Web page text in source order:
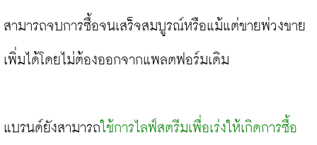
สามารถจบการซื้อจนเสร็จสมบูรณ์หรือแม้แต่ขายพ่วงขาย
เพิ่มได้โดยไม่ต้องออกจากแพลตฟอร์มเดิม
แบรนด์ยังสามารถ ใช้การไลฟ์สตรีมเพื่อเร่งให้เกิดการซื้อ